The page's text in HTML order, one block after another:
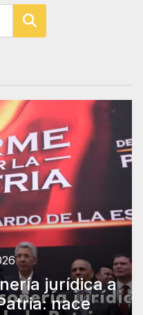
Buscar
jurídica a
nace